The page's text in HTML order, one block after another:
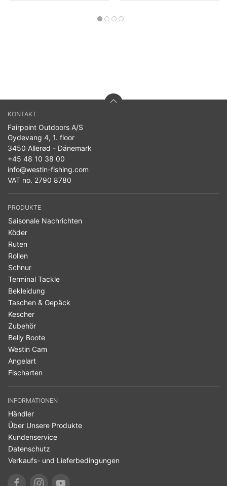
KONTAKT
Fairpoint Outdoors A/S
Gydevang 4, 1. floor
3450 Allerød - Dänemark
+45 48 10 38 00
info@westin-fishing.com
VAT no. 2790 8780
PRODUKTE
Saisonale Nachrichten
Köder
Ruten
Rollen
Schnur
Terminal Tackle
Bekleidung
Taschen & Gepäck
Kescher
Zubehör
Belly Boote
Westin Cam
Angelart
Fischarten
INFORMATIONEN
Händler
Über Unsere Produkte
Kundenservice
Datenschutz
Verkaufs- und Lieferbedingungen